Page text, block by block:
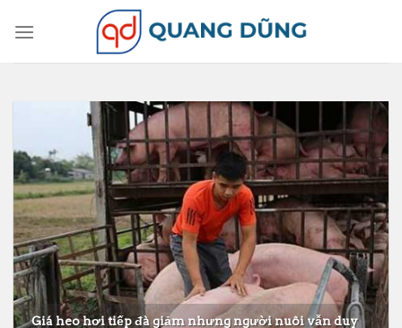
Giá heo hơi tiếp đà giảm nhưng người nuôi vẫn duy